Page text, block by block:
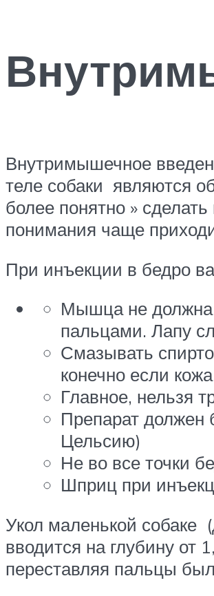
Внутримышечное
теле собаки являются
более понятно »
понимания чаще
При инъекции в бедро
Мышца не должна
пальцами. Лапу
Смазывать
конечно если
Главное, нельзя
Препарат должен
Цельсию)
Не во все точки
Шприц при
Укол маленькой
вводится на глубину от
переставляя пальцы